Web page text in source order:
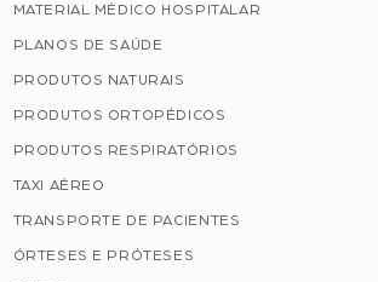
MATERIAL MÉDICO HOSPITALAR
PLANOS DE SAÚDE
PRODUTOS NATURAIS
PRODUTOS ORTOPÉDICOS
PRODUTOS RESPIRATÓRIOS
TAXI AÉREO
TRANSPORTE DE PACIENTES
ÓRTESES E PRÓTESES